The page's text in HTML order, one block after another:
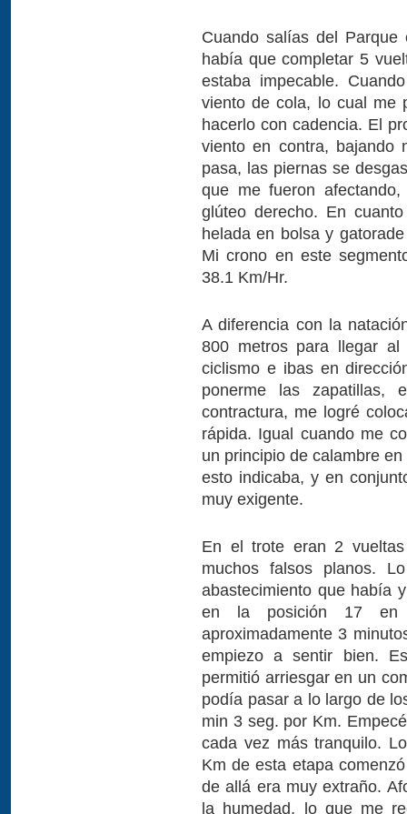
Cuando salías del
había que completar 5
estaba impecable.
viento de cola, lo cual me
hacerlo con cadencia. El
viento en contra, bajando
pasa, las piernas se
que me fueron
glúteo derecho. En
helada en bolsa y
Mi crono en este
38.1 Km/Hr.
A diferencia con la
800 metros para llegar al
ciclismo e ibas en
ponerme las
contractura, me logré
rápida. Igual cuando me
un principio de calambre
esto indicaba, y en
muy exigente.
En el trote eran 2
muchos falsos planos.
abastecimiento que había
en la posición 17 en
aproximadamente 3
empiezo a sentir bien.
permitió arriesgar en un
podía pasar a lo largo de
min 3 seg. por Km.
cada vez más tranquilo.
Km de esta etapa
de allá era muy extraño.
la humedad, lo que me